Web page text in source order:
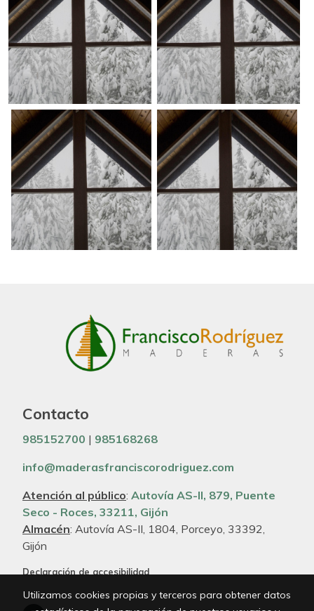
Contacto
985152700 | 985168268
info@maderasfranciscorodriguez.com
Atención al público: Autovía AS-II, 879, Puente
Seco - Roces, 33211, Gijón
Almacén: Autovía AS-II, 1804, Porceyo, 33392,
Gijón
Declaración de accesibilidad
Utilizamos cookies propias y terceros para obtener datos